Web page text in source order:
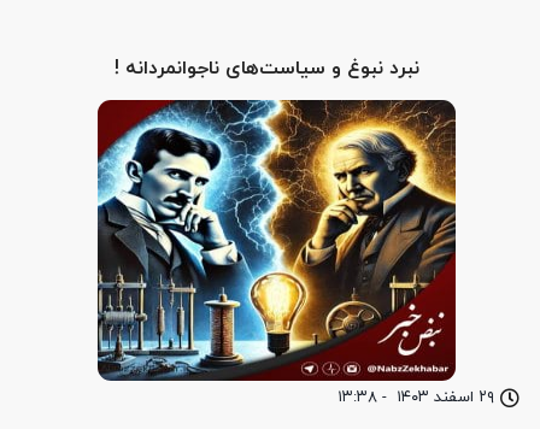
۲۹ اسفند ۱۴۰۳ - ۱۳:۳۸
️ نبرد نبوغ و سیاست‌های ناجوانمردانه !